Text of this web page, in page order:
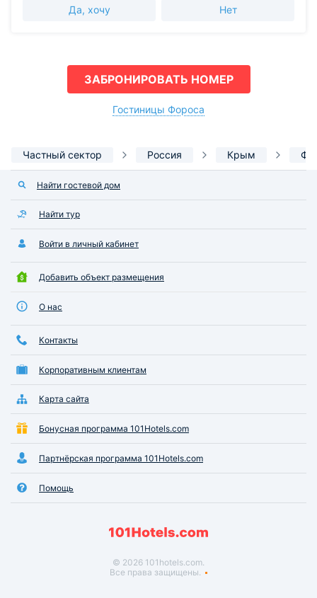
Да, хочу Нет
ЗАБРОНИРОВАТЬ НОМЕР
Гостиницы Фороса
Частный сектор Россия Крым
Найти гостевой дом
Найти тур
Войти в личный кабинет
Добавить объект размещения
О нас
Контакты
Корпоративным клиентам
Карта сайта
Бонусная программа 101Hotels.com
Партнёрская программа 101Hotels.com
Помощь
© 2026 101hotels.com.
Все права защищены.